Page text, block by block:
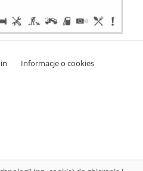
Informacje o cookies